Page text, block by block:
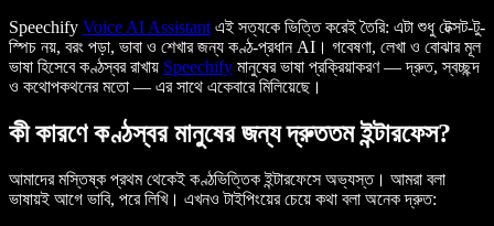
Speechify Voice AI Assistant এই সত্যকে ভিত্তি করেই তৈরি: এটা শুধু টেক্সট-টু-
স্পিচ নয়, বরং পড়া, ভাবা ও শেখার জন্য কণ্ঠ-প্রধান AI। গবেষণা, লেখা ও বোঝার মূল
ভাষা হিসেবে কণ্ঠস্বর রাখায় Speechify মানুষের ভাষা প্রক্রিয়াকরণ — দ্রুত, স্বচ্ছন্দ
ও কথোপকথনের মতো — এর সাথে একেবারে মিলিয়েছে।
কী কারণে কণ্ঠস্বর মানুষের জন্য দ্রুততম ইন্টারফেস?
আমাদের মস্তিষ্ক প্রথম থেকেই কণ্ঠভিত্তিক ইন্টারফেসে অভ্যস্ত। আমরা বলা
ভাষায়ই আগে ভাবি, পরে লিখি। এখনও টাইপিংয়ের চেয়ে কথা বলা অনেক দ্রুত: